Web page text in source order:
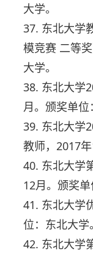
大学。
37. 东北大学
模竞赛 二等
大学。
38. 东北大学
月。颁奖单位
39. 东北大学
教师，2017
40. 东北大学
12月。颁奖单
41. 东北大学
位：东北大学。
42. 东北大学